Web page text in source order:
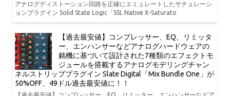
アナログディストーション回路を正確にエミュレートしたサチュレーシ
ョンプラグイン Solid State Logic「SSL Native X-Saturato
【過去最安値】コンプレッサー、EQ、リミッタ
ー、エンハンサーなどアナログハードウェアの
銘機に基づいて設計された7種類のエフェクトモ
ジュールを搭載するアナログモデリングチャン
ネルストリッププラグイン Slate Digital「Mix Bundle One」が
50%OFF、49ドル過去最安値に！！